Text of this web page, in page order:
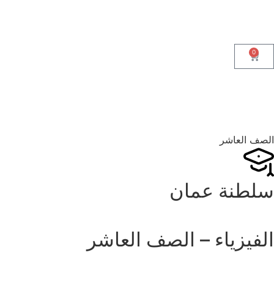
0
الصف العاشر
سلطنة عمان
الفيزياء – الصف العاشر